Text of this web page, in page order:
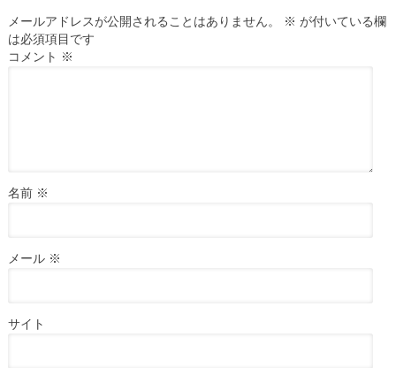
メールアドレスが公開されることはありません。 ※ が付いている欄
は必須項目です
コメント ※
名前 ※
メール ※
サイト